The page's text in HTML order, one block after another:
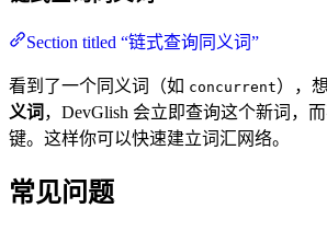
Section titled “链式查询同义词”
看到了一个同义词（如 concurrent），
义词 ，DevGlish 会立即查询这个新词，
键。这样你可以快速建立词汇网络。
常见问题